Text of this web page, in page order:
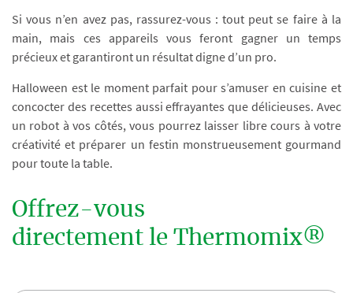
Si vous n’en avez pas, rassurez-vous : tout peut se faire à la
main, mais ces appareils vous feront gagner un temps
précieux et garantiront un résultat digne d’un pro.
Halloween est le moment parfait pour s’amuser en cuisine et
concocter des recettes aussi effrayantes que délicieuses. Avec
un robot à vos côtés, vous pourrez laisser libre cours à votre
créativité et préparer un festin monstrueusement gourmand
pour toute la table.
Offrez-vous
directement le Thermomix®